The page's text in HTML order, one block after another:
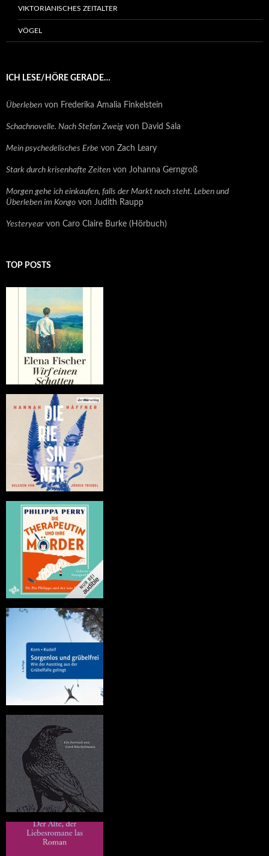
VIKTORIANISCHES ZEITALTER
VÖGEL
ICH LESE/HÖRE GERADE…
Überleben von Frederika Amalia Finkelstein
Schachnovelle. Nach Stefan Zweig von David Sala
Mein psychedelisches Erbe von Zach Leary
Stark durch krisenhafte Zeiten von Johanna Gerngroß
Morgen gehe ich einkaufen, falls der Markt noch steht. Leben und
Überleben im Kongo von Judith Raupp
Yesteryear von Caro Claire Burke (Hörbuch)
TOP POSTS